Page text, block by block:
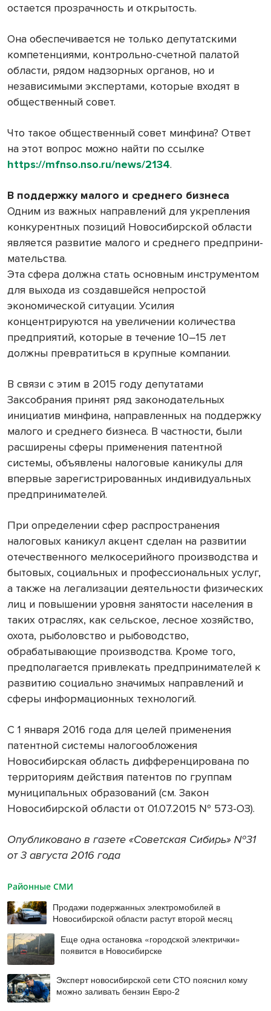
остается прозрачность и открытость.
Она обеспечивается не только депутатскими
компетенциями, контрольно-счетной палатой
области, рядом надзорных органов, но и
независимыми экспертами, которые входят в
общественный совет.
Что такое общественный совет минфина? Ответ
на этот вопрос можно найти по ссылке
https://mfnso.nso.ru/news/2134.
В поддержку малого и среднего бизнеса
Одним из важных направлений для укрепления
конкурентных позиций Новосибирской области
является развитие малого и среднего предприни­
мательства.
Эта сфера должна стать основным инструментом
для выхода из создавшейся непростой
экономической ситуации. Усилия
концентрируются на увеличении количества
предприятий, которые в течение 10–15 лет
должны превратиться в крупные компании.
В связи с этим в 2015 году депутатами
Заксобрания принят ряд законодательных
инициатив минфина, направленных на поддержку
малого и среднего бизнеса. В частности, были
расширены сферы применения патентной
системы, объявлены налоговые каникулы для
впервые зарегистрированных индивидуальных
предпринимателей.
При определении сфер распространения
налоговых каникул акцент сделан на развитии
отечественного мелкосерийного производства и
бытовых, социальных и профессиональных услуг,
а также на легализации деятельности физических
лиц и повышении уровня занятости населения в
таких отраслях, как сельское, лесное хозяйство,
охота, рыболовство и рыбоводство,
обрабатывающие производства. Кроме того,
предполагается привлекать предпринимателей к
развитию социально значимых направлений и
сферы информационных технологий.
С 1 января 2016 года для целей применения
патентной системы налогообложения
Новосибирская область дифференцирована по
территориям действия патентов по группам
муниципальных образований (см. Закон
Новосибирской области от 01.07.2015 № 573-ОЗ).
Опубликовано в газете «Советская Сибирь» №31
от 3 августа 2016 года
Районные СМИ
Продажи подержанных электромобилей в
Новосибирской области растут второй месяц
Еще одна остановка «городской электрички»
появится в Новосибирске
Эксперт новосибирской сети СТО пояснил кому
можно заливать бензин Евро‑2